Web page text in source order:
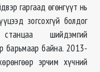
гаргаад өгөнгүүт нь
зогсохгүй болдог
шийдэмгий
барьмаар байна. 2013-
эрчим хүчний